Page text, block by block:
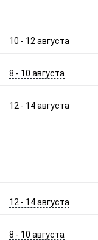
10 - 12 августа
8 - 10 августа
12 - 14 августа
12 - 14 августа
8 - 10 августа